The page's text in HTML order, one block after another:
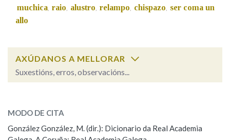
BUSCAR NO CONTIDO
Nos exemplos
Na fraseoloxía
muchica, raio, alustro, relampo, chispazo, ser coma un
allo
AXÚDANOS A MELLORAR
Suxestións, erros, observacións...
ESCOLLE UNHA OPCIÓN:
MODO DE CITA
González González, M. (dir.): Dicionario da Real Academia